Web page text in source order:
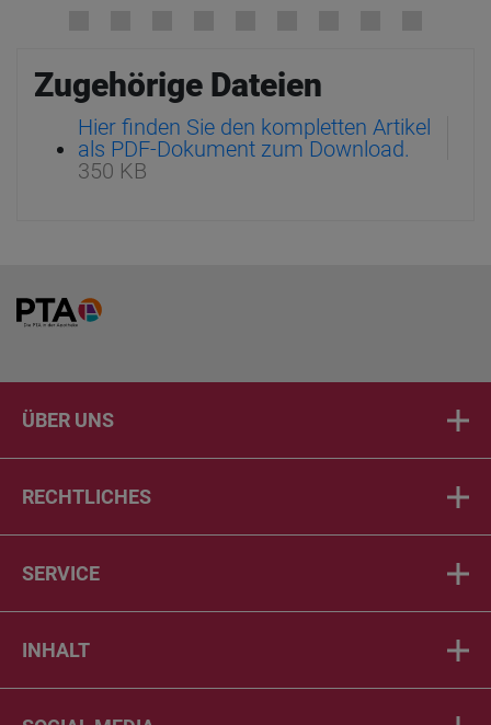
Zugehörige Dateien
Hier finden Sie den kompletten Artikel
als PDF-Dokument zum Download.
350 KB
Home
ÜBER UNS
RECHTLICHES
SERVICE
INHALT